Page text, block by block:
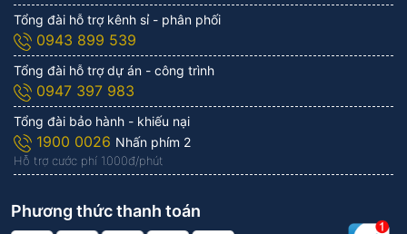
Tổng đài hỗ trợ kênh sỉ - phân phối
0943 899 539
Tổng đài hỗ trợ dự án - công trình
0947 397 983
Tổng đài bảo hành - khiếu nại
1900 0026 Nhấn phím 2
Hỗ trợ cước phí 1.000đ/phút
Phương thức thanh toán